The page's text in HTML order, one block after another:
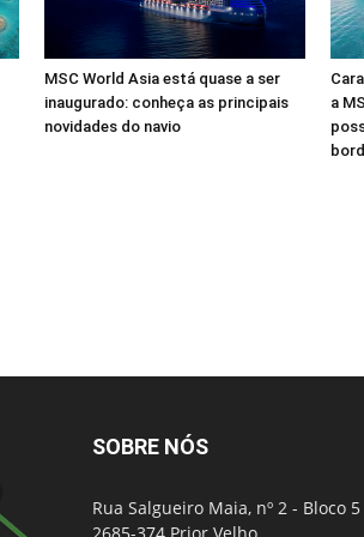
MSC World Asia está quase a ser
inaugurado: conheça as principais
novidades do navio
a
SOBRE NÓS
Rua Salgueiro Maia, nº 2 - Bloco 5